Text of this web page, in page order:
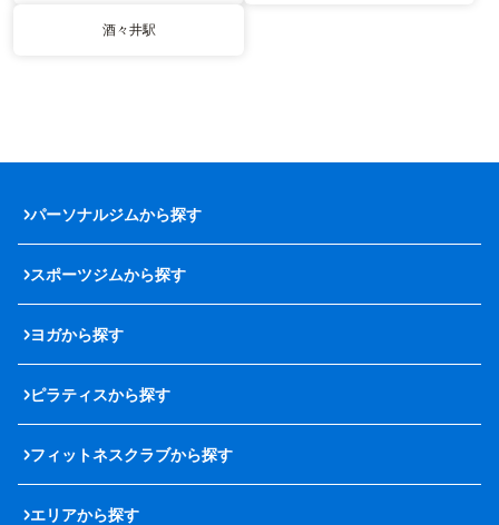
酒々井駅
パーソナルジムから探す
スポーツジムから探す
ヨガから探す
ピラティスから探す
フィットネスクラブから探す
エリアから探す